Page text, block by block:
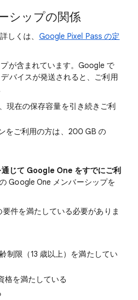
シップの関係
しくは、 Google Pixel Pass の定
が含まれています。Google で
バイスが発送されると、ご利用
現在の保存容量を引き続きご利
をご利用の方は、200 GB の
じて Google One をすでにご利
Google One メンバーシップを
件を満たしている必要がありま
制限（13 歳以上）を満たしてい
格を満たしている